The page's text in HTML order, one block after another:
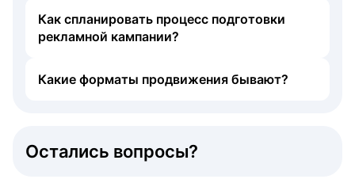
Как спланировать процесс подготовки
рекламной кампании?
Какие форматы продвижения бывают?
Остались вопросы?